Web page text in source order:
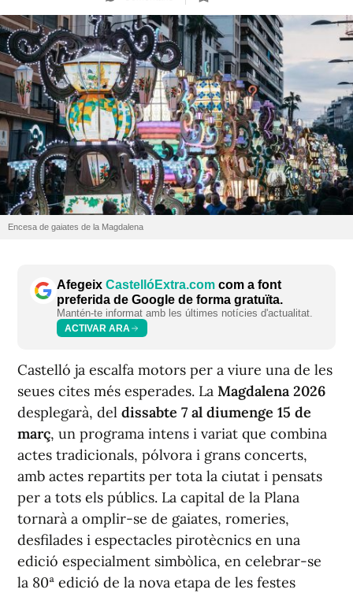
Encesa de gaiates de la Magdalena
Afegeix CastellóExtra.com com a font
preferida de Google de forma gratuïta.
Mantén-te informat amb les últimes notícies d'actualitat.
ACTIVAR ARA
Castelló ja escalfa motors per a viure una de les
seues cites més esperades. La Magdalena 2026
desplegarà, del dissabte 7 al diumenge 15 de
març, un programa intens i variat que combina
actes tradicionals, pólvora i grans concerts,
amb actes repartits per tota la ciutat i pensats
per a tots els públics. La capital de la Plana
tornarà a omplir-se de gaiates, romeries,
desfilades i espectacles pirotècnics en una
edició especialment simbòlica, en celebrar-se
la 80ª edició de la nova etapa de les festes